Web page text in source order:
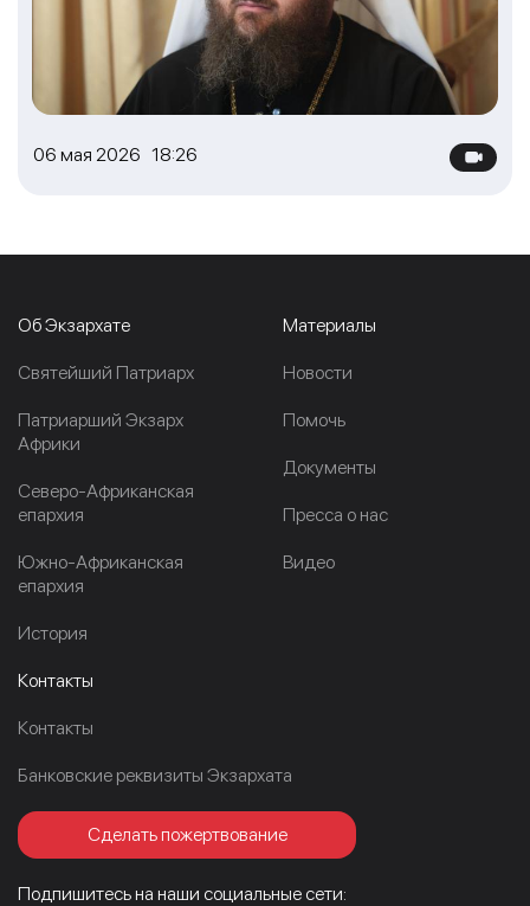
06 мая 2026 18:26
Об Экзархате
Cвятейший Патриарх
Патриарший Экзарх
Африки
Северо-Африканская
епархия
Южно-Африканская
епархия
История
Материалы
Новости
Помочь
Документы
Пресса о нас
Видео
Контакты
Контакты
Банковские реквизиты Экзархата
Сделать пожертвование
Подпишитесь на наши социальные сети: